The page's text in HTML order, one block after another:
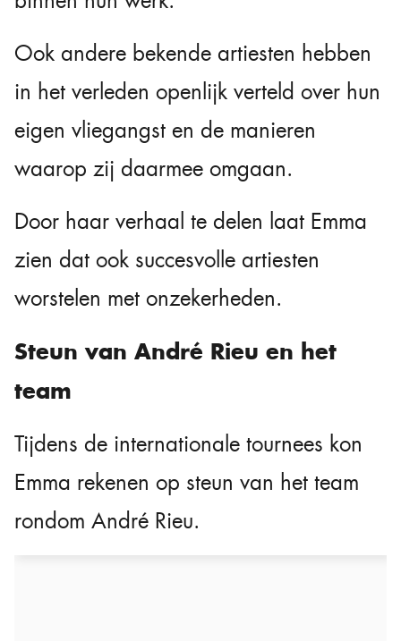
Ook andere bekende artiesten hebben
in het verleden openlijk verteld over hun
eigen vliegangst en de manieren
waarop zij daarmee omgaan.
Door haar verhaal te delen laat Emma
zien dat ook succesvolle artiesten
worstelen met onzekerheden.
Steun van André Rieu en het
team
Tijdens de internationale tournees kon
Emma rekenen op steun van het team
rondom André Rieu.